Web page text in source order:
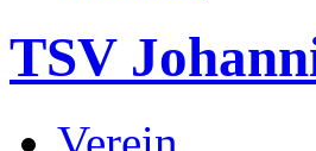
TSV